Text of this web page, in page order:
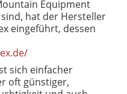
Equipment
hat der Hersteller
eingeführt, dessen
sich einfacher
oft günstiger,